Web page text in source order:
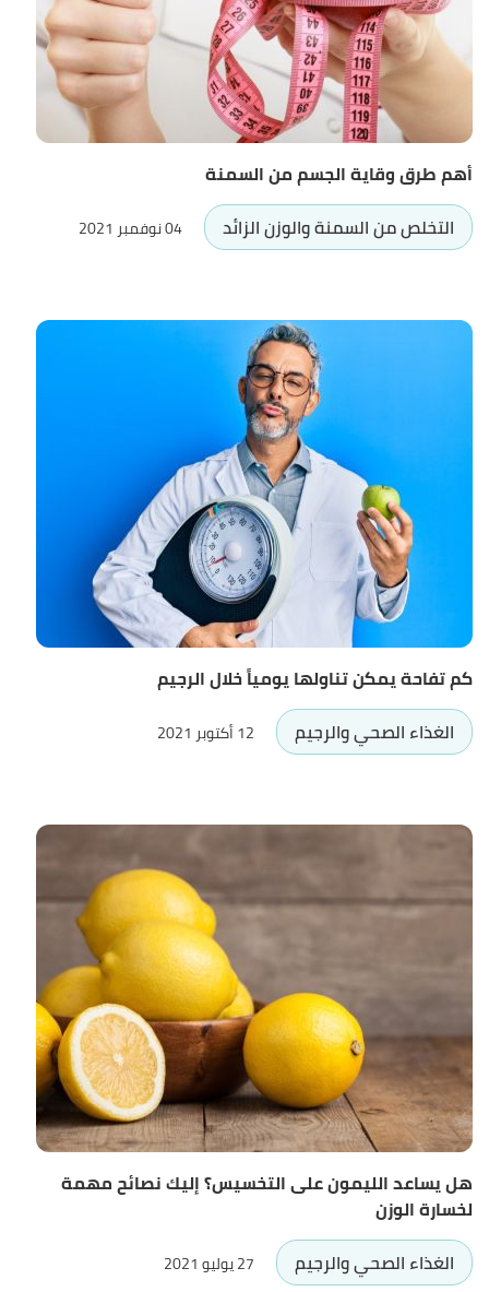
أهم طرق وقاية الجسم من السمنة
التخلص من السمنة والوزن الزائد
04 نوفمبر 2021
كم تفاحة يمكن تناولها يومياً خلال الرجيم
الغذاء الصحي والرجيم
12 أكتوبر 2021
هل يساعد الليمون على التخسيس؟ إليك نصائح مهمة
لخسارة الوزن
الغذاء الصحي والرجيم
27 يوليو 2021